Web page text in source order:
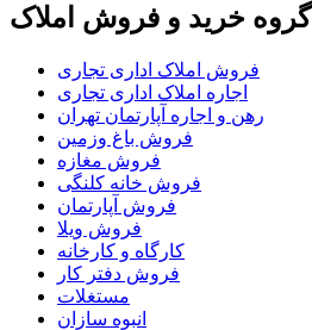
گروه خرید و فروش املاک
فروش املاک اداری تجاری
اجاره املاک اداری تجاری
رهن و اجاره آپارتمان تهران
فروش باغ وزمین
فروش مغازه
فروش خانه کلنگی
فروش آپارتمان
فروش ویلا
کارگاه و کارخانه
فروش دفتر کار
مستغلات
انبوه سازان